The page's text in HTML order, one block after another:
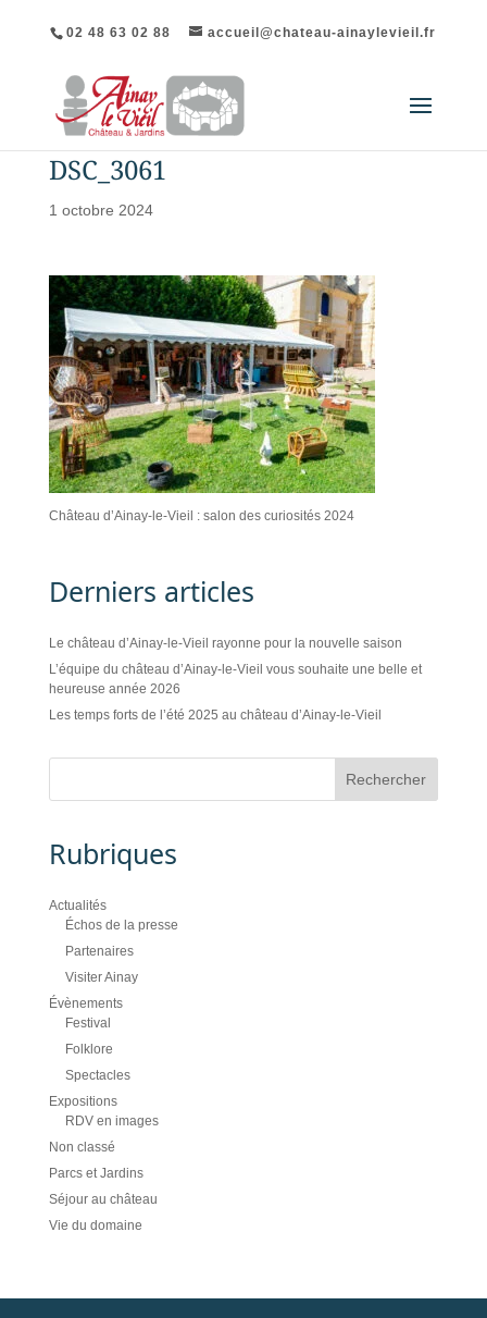
02 48 63 02 88 accueil@chateau-ainaylevieil.fr
DSC_3061
1 octobre 2024
Château d’Ainay-le-Vieil : salon des curiosités 2024
Derniers articles
Le château d’Ainay-le-Vieil rayonne pour la nouvelle saison
L’équipe du château d’Ainay-le-Vieil vous souhaite une belle et
heureuse année 2026
Les temps forts de l’été 2025 au château d’Ainay-le-Vieil
Rubriques
Actualités
Échos de la presse
Partenaires
Visiter Ainay
Évènements
Festival
Folklore
Spectacles
Expositions
RDV en images
Non classé
Parcs et Jardins
Séjour au château
Vie du domaine